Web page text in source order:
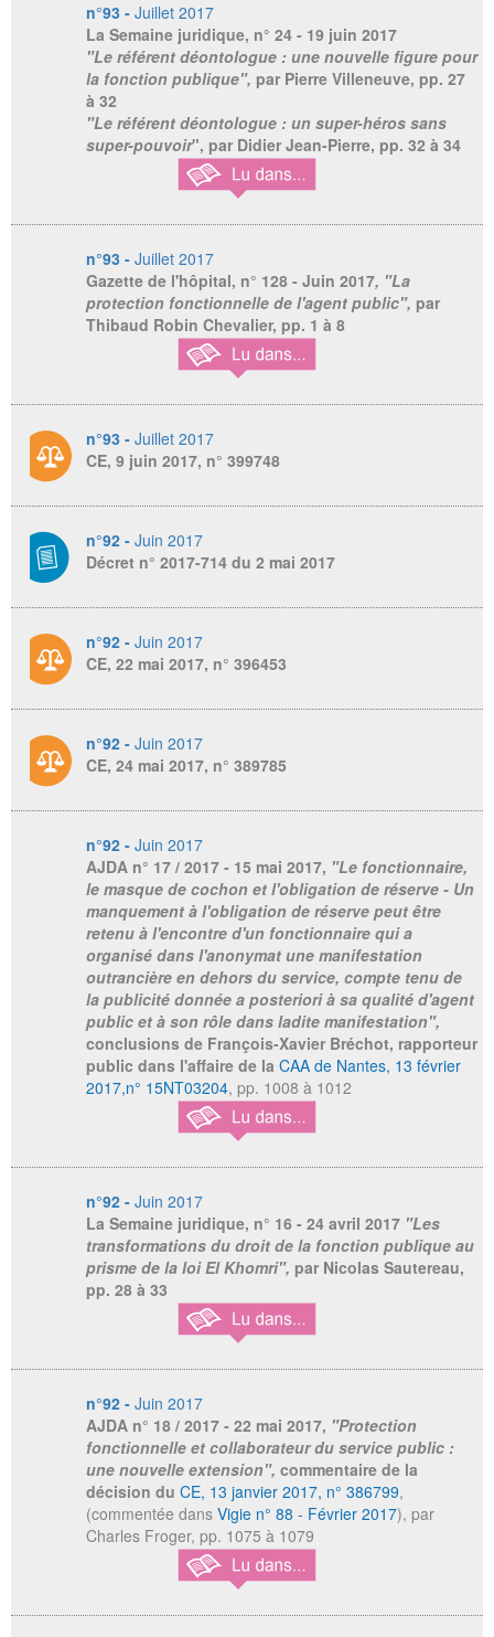
n°93 - Juillet 2017
La Semaine juridique, n° 24 - 19 juin 2017
"Le référent déontologue : une nouvelle figure pour
la fonction publique", par Pierre Villeneuve, pp. 27
à 32
"Le référent déontologue : un super-héros sans
super-pouvoir", par Didier Jean-Pierre, pp. 32 à 34
n°93 - Juillet 2017
Gazette de l'hôpital, n° 128 - Juin 2017, "La
protection fonctionnelle de l'agent public", par
Thibaud Robin Chevalier, pp. 1 à 8
n°93 - Juillet 2017
CE, 9 juin 2017, n° 399748
n°92 - Juin 2017
Décret n° 2017-714 du 2 mai 2017
n°92 - Juin 2017
CE, 22 mai 2017, n° 396453
n°92 - Juin 2017
CE, 24 mai 2017, n° 389785
n°92 - Juin 2017
AJDA n° 17 / 2017 - 15 mai 2017, "Le fonctionnaire,
le masque de cochon et l'obligation de réserve - Un
manquement à l'obligation de réserve peut être
retenu à l'encontre d'un fonctionnaire qui a
organisé dans l'anonymat une manifestation
outrancière en dehors du service, compte tenu de
la publicité donnée a posteriori à sa qualité d'agent
public et à son rôle dans ladite manifestation",
conclusions de François-Xavier Bréchot, rapporteur
public dans l'affaire de la CAA de Nantes, 13 février
2017,n° 15NT03204, pp. 1008 à 1012
n°92 - Juin 2017
La Semaine juridique, n° 16 - 24 avril 2017 "Les
transformations du droit de la fonction publique au
prisme de la loi El Khomri", par Nicolas Sautereau,
pp. 28 à 33
n°92 - Juin 2017
AJDA n° 18 / 2017 - 22 mai 2017, "Protection
fonctionnelle et collaborateur du service public :
une nouvelle extension", commentaire de la
décision du CE, 13 janvier 2017, n° 386799,
(commentée dans Vigie n° 88 - Février 2017), par
Charles Froger, pp. 1075 à 1079